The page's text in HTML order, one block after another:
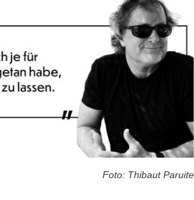
Foto: Thibaut Paruite